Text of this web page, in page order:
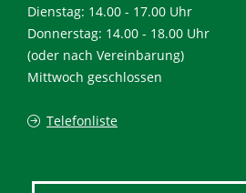
Dienstag: 14.00 - 17.00 Uhr
Donnerstag: 14.00 - 18.00 Uhr
(oder nach Vereinbarung)
Mittwoch geschlossen
Telefonliste